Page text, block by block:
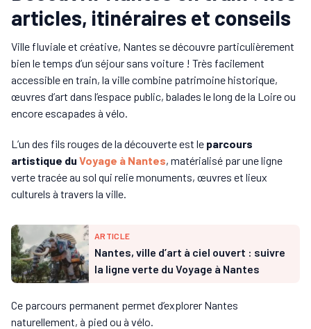
articles, itinéraires et conseils
Ville fluviale et créative, Nantes se découvre particulièrement
bien le temps d’un séjour sans voiture ! Très facilement
accessible en train, la ville combine patrimoine historique,
œuvres d’art dans l’espace public, balades le long de la Loire ou
encore escapades à vélo.
L’un des fils rouges de la découverte est le parcours
artistique du Voyage à Nantes, matérialisé par une ligne
verte tracée au sol qui relie monuments, œuvres et lieux
culturels à travers la ville.
ARTICLE
Nantes, ville d’art à ciel ouvert : suivre
la ligne verte du Voyage à Nantes
Ce parcours permanent permet d’explorer Nantes
naturellement, à pied ou à vélo.